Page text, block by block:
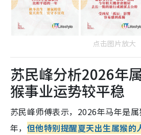
点击图片放大
苏民峰分析2026年
猴事业运势较平稳
苏民峰师傅表示，2026年马年是
年， 但他特别提醒夏天出生属猴